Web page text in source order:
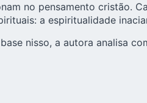
no pensamento cristão.
a espiritualidade
nisso, a autora analisa